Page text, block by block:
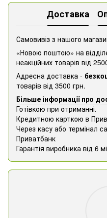
Доставка
Самовивіз з нашого
«Новою поштою» на
неакційних товарів від
Адресна доставка -
товарів від 3500 грн.
Більше інформації про
Готівкою при отриманні.
Кредитною карткою в
Через касу або термінал
Приватбанк
Гарантія виробника від 6